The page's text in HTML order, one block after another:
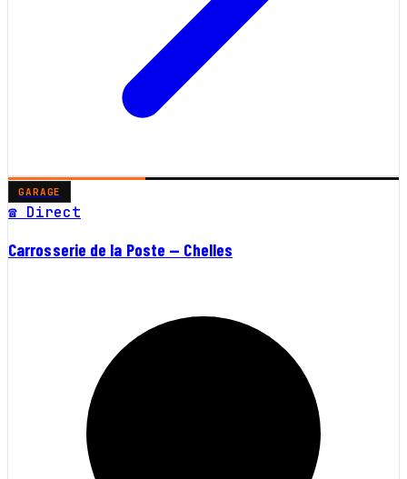
GARAGE
☎ Direct
Carrosserie de la Poste — Chelles